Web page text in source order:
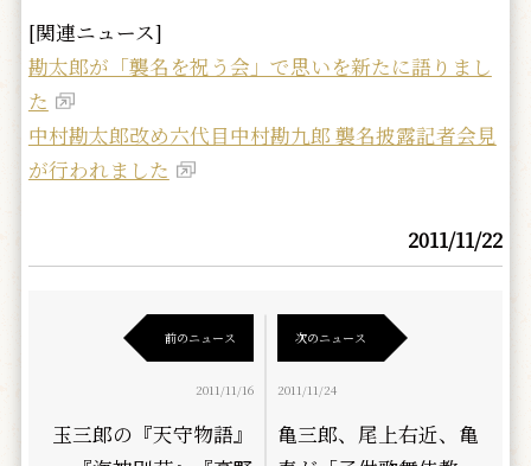
[関連ニュース]
勘太郎が「襲名を祝う会」で思いを新たに語りまし
た
中村勘太郎改め六代目中村勘九郎 襲名披露記者会見
が行われました
2011/11/22
前のニュース
2011/11/16
玉三郎の『天守物語』
次のニュース
2011/11/24
亀三郎、尾上右近、亀